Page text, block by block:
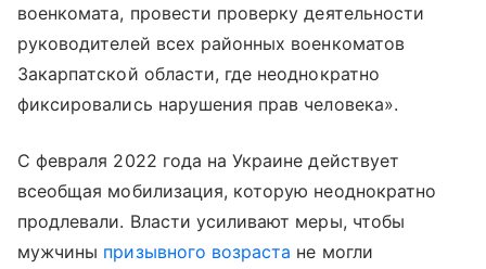
военкомата, провести проверку деятельности
руководителей всех районных военкоматов
Закарпатской области, где неоднократно
фиксировались нарушения прав человека».
С февраля 2022 года на Украине действует
всеобщая мобилизация, которую неоднократно
продлевали. Власти усиливают меры, чтобы
мужчины призывного возраста не могли